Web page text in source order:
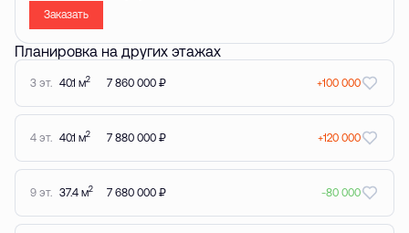
Заказать
Планировка на других этажах
3 эт. 40.1 м2 7 860 000 ₽ +100 000
4 эт. 40.1 м2 7 880 000 ₽ +120 000
9 эт. 37.4 м2 7 680 000 ₽ -80 000